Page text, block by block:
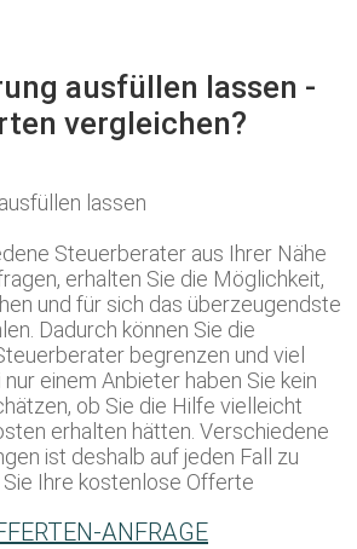
ausfüllen lassen -
vergleichen?
Steuerberater aus Ihrer Nähe
erhalten Sie die Möglichkeit,
und für sich das überzeugendste
Dadurch können Sie die
begrenzen und viel
einem Anbieter haben Sie kein
ob Sie die Hilfe vielleicht
erhalten hätten. Verschiedene
ist deshalb auf jeden Fall zu
Ihre kostenlose Offerte
ANFRAGE